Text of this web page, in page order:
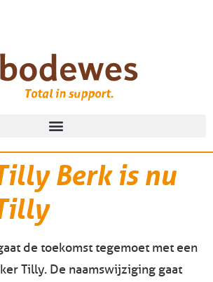
Berk is nu
de toekomst tegemoet met een
Tilly. De naamswijziging gaat